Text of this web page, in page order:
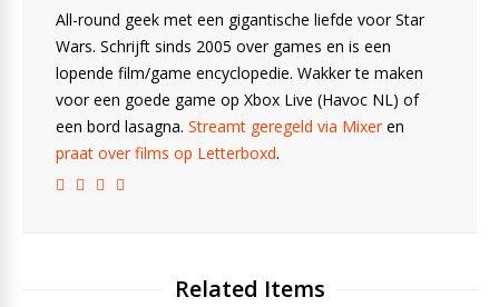
All-round geek met een gigantische liefde voor Star
Wars. Schrijft sinds 2005 over games en is een
lopende film/game encyclopedie. Wakker te maken
voor een goede game op Xbox Live (Havoc NL) of
een bord lasagna. Streamt geregeld via Mixeren
praat over films op Letterboxd.
Related Items